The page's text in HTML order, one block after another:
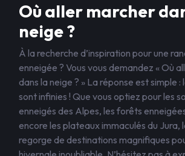
Où aller marcher
neige ?
À la recherche d’inspiration pour une
enneigée ? Vous vous demandez « Où
dans la neige ? » La réponse est simple :
sont infinies ! Que vous optiez pour les
enneigés des Alpes, les forêts
encore les plateaux immaculés du Jura,
regorge de destinations magnifiques